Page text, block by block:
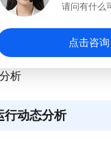
分析
析
动态分析
请问有什么
点击咨询